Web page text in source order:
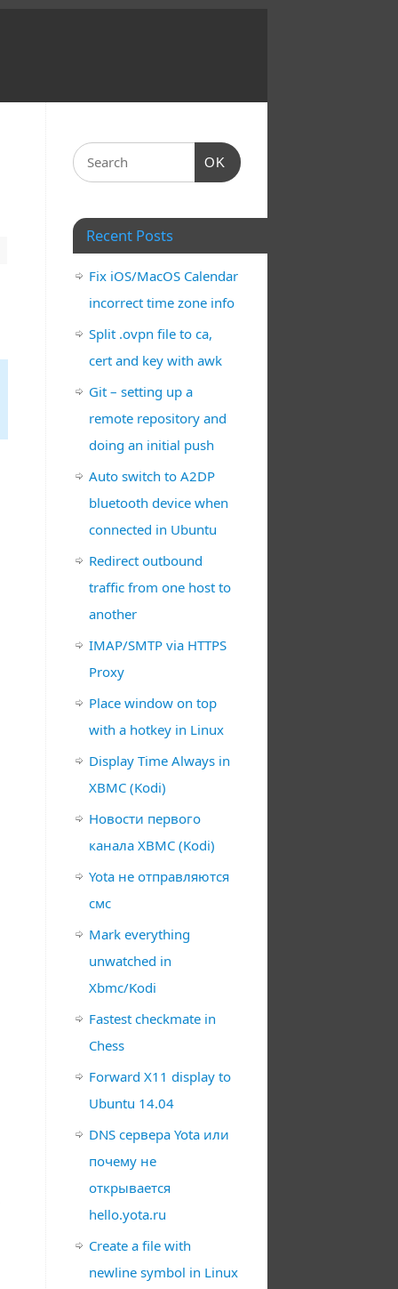
OK
Recent Posts
Fix iOS/MacOS Calendar
incorrect time zone info
Split .ovpn file to ca,
cert and key with awk
Git – setting up a
remote repository and
doing an initial push
Auto switch to A2DP
bluetooth device when
connected in Ubuntu
Redirect outbound
traffic from one host to
another
IMAP/SMTP via HTTPS
Proxy
Place window on top
with a hotkey in Linux
Display Time Always in
XBMC (Kodi)
Новости первого
канала XBMC (Kodi)
Yota не отправляются
смс
Mark everything
unwatched in
Xbmc/Kodi
Fastest checkmate in
Chess
Forward X11 display to
Ubuntu 14.04
DNS сервера Yota или
почему не
открывается
hello.yota.ru
Create a file with
newline symbol in Linux